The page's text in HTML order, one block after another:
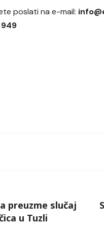
poslati na e-mail:
preuzme slučaj
u Tuzli